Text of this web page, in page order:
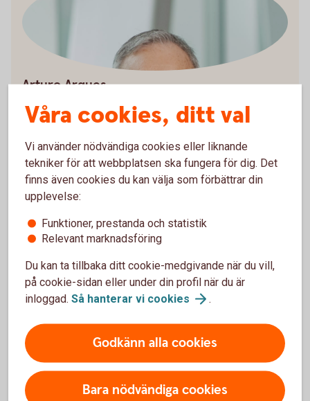
Arturo Arques
Privatekonom
Räkneexempel bolån
Ett lånebelopp på 1 000 000 kronor, till 3,89 %
ränta (3 mån bunden, listränta senast ändrad
2026-05-29), med rak amortering
återbetalningstid 50 år, effektiv ränta: 3,96 % (ej
Nyckelkund 3,96 %).
Första månadsbetalningen inklusive amortering
är 4 908 kronor, sista månadsbetalningen
inklusive amortering är 1 672 kronor, totalt
belopp att betala om räntan är oförändrad under
lånets löptid är 1 974 121 kronor. Antalet
avbetalningar är 600 stycken.
Våra cookies, ditt val
Vi använder nödvändiga cookies eller liknande
tekniker för att webbplatsen ska fungera för dig. Det
finns även cookies du kan välja som förbättrar din
upplevelse:
Funktioner, prestanda och statistik
Relevant marknadsföring
Du kan ta tillbaka ditt cookie-medgivande när du vill,
på cookie-sidan eller under din profil när du är
inloggad. Så hanterar vi cookies .
Godkänn alla cookies
Bara nödvändiga cookies